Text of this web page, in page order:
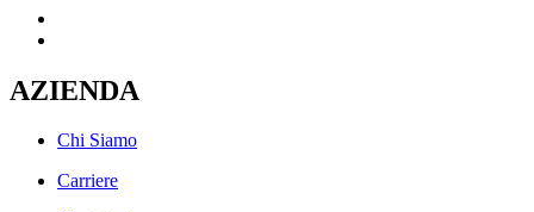
AZIENDA
Chi Siamo
Carriere